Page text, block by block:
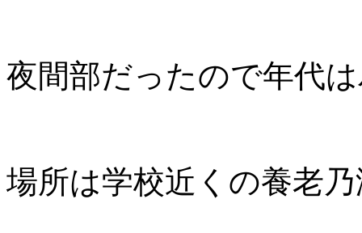
夜間部だったので年代
場所は学校近くの養老